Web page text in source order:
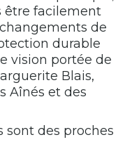
être facilement
de
durable
vision portée de
Blais,
Aînés et des
sont des proches